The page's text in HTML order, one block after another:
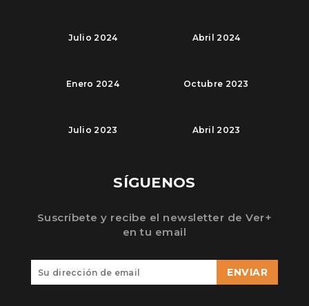
Julio 2024 Abril 2024
Enero 2024 Octubre 2023
Julio 2023 Abril 2023
SÍGUENOS
Suscríbete y recibe el newsletter de Ver+
en tu email
ENVIAR